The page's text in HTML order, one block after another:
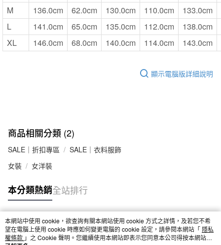
M
136.0cm 62.0cm 130.0cm 110.0cm
133.0cm
L
141.0cm 65.0cm 135.0cm 112.0cm
138.0cm
XL
146.0cm 68.0cm 140.0cm 114.0cm 143.0cm
顯示電腦版詳細說明
商品相關分類 (2)
SALE｜折扣專區
SALE｜衣料服飾
女裝
女洋裝
本分類熱銷全站排行
熱門標籤
本網站中使用 cookie，欲查詢有關本網站使用 cookie 方式之詳情，及若您不希
望在電腦上使用 cookie 時應如何變更電腦的 cookie 設定，請參閱本網站「 隱私
權條款 」之 Cookie 聲明。您繼續使用本網站即表示您同意本公司得按本網站使